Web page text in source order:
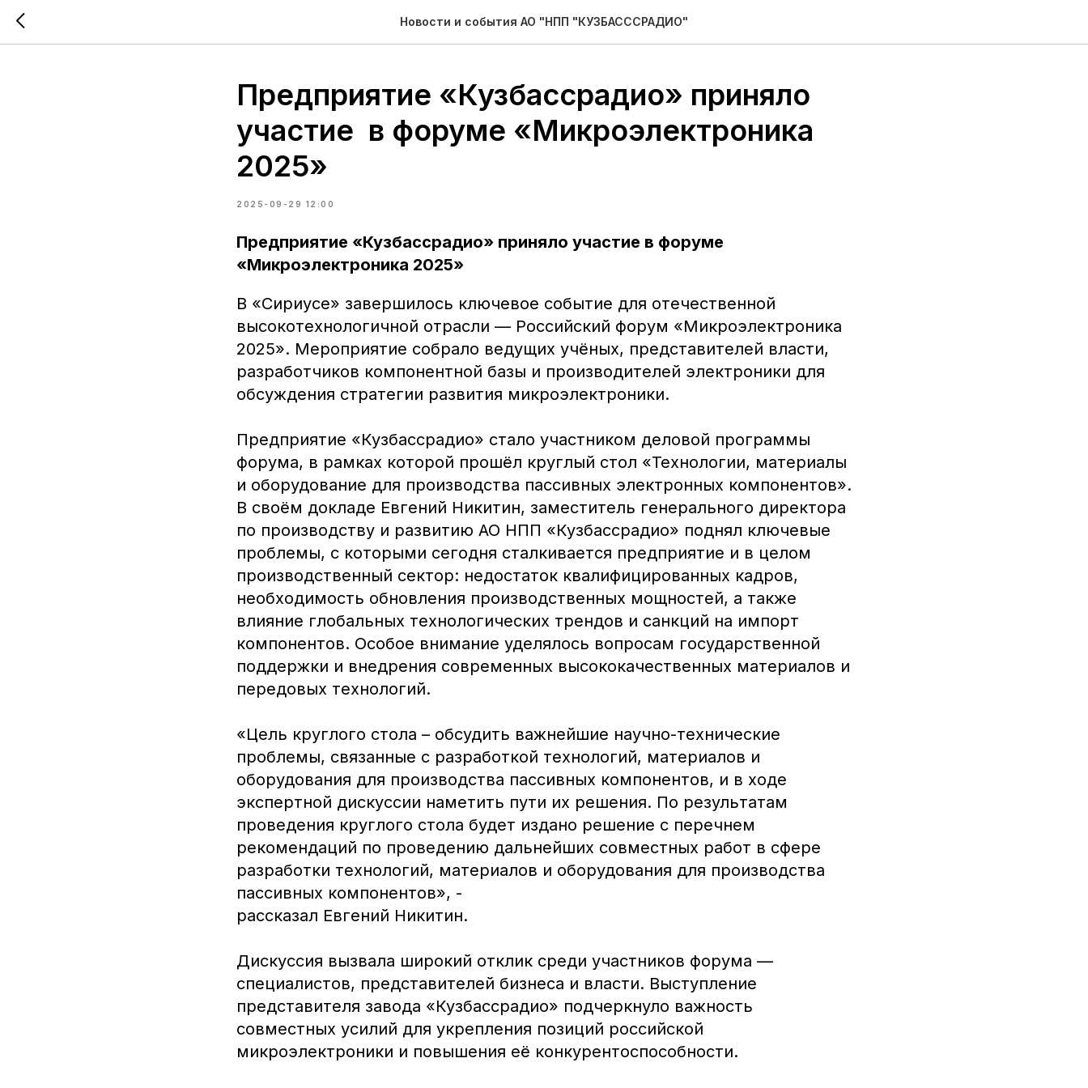
Новости и события АО "НПП "КУЗБАСССРАДИО"
Предприятие «Кузбассрадио» приняло
участие в форуме «Микроэлектроника
2025»
2025-09-29 12:00
Предприятие «Кузбассрадио» приняло участие в форуме
«Микроэлектроника 2025»
В «Сириусе» завершилось ключевое событие для отечественной
высокотехнологичной отрасли — Российский форум «Микроэлектроника
2025». Мероприятие собрало ведущих учёных, представителей власти,
разработчиков компонентной базы и производителей электроники для
обсуждения стратегии развития микроэлектроники.
Предприятие «Кузбассрадио» стало участником деловой программы
форума, в рамках которой прошёл круглый стол «Технологии, материалы
и оборудование для производства пассивных электронных компонентов».
В своём докладе Евгений Никитин, заместитель генерального директора
по производству и развитию АО НПП «Кузбассрадио» поднял ключевые
проблемы, с которыми сегодня сталкивается предприятие и в целом
производственный сектор: недостаток квалифицированных кадров,
необходимость обновления производственных мощностей, а также
влияние глобальных технологических трендов и санкций на импорт
компонентов. Особое внимание уделялось вопросам государственной
поддержки и внедрения современных высококачественных материалов и
передовых технологий.
«Цель круглого стола – обсудить важнейшие научно-технические
проблемы, связанные с разработкой технологий, материалов и
оборудования для производства пассивных компонентов, и в ходе
экспертной дискуссии наметить пути их решения. По результатам
проведения круглого стола будет издано решение с перечнем
рекомендаций по проведению дальнейших совместных работ в сфере
разработки технологий, материалов и оборудования для производства
пассивных компонентов», -
рассказал Евгений Никитин.
Дискуссия вызвала широкий отклик среди участников форума —
специалистов, представителей бизнеса и власти. Выступление
представителя завода «Кузбассрадио» подчеркнуло важность
совместных усилий для укрепления позиций российской
микроэлектроники и повышения её конкурентоспособности.